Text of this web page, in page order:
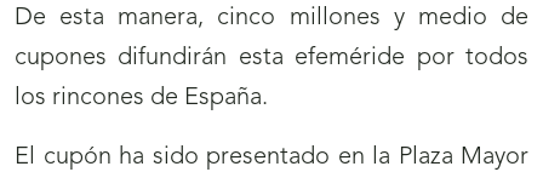
De esta manera, cinco millones y medio de
cupones difundirán esta efeméride por todos
los rincones de España.
El cupón ha sido presentado en la Plaza Mayor